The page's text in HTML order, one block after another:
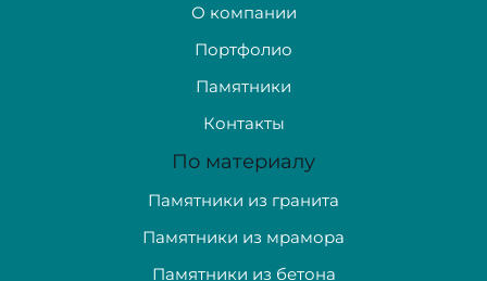
О компании
Портфолио
Памятники
Контакты
По материалу
Памятники из гранита
Памятники из мрамора
Памятники из бетона